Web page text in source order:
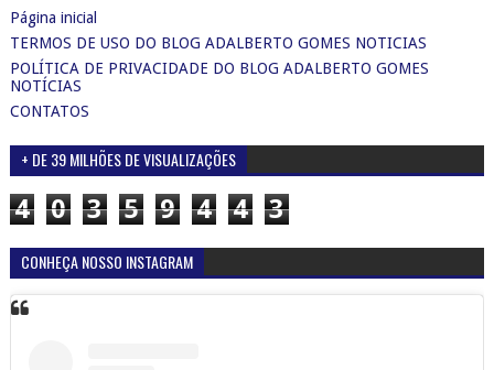
Página inicial
TERMOS DE USO DO BLOG ADALBERTO GOMES NOTICIAS
POLÍTICA DE PRIVACIDADE DO BLOG ADALBERTO GOMES
NOTÍCIAS
CONTATOS
+ DE 39 MILHÕES DE VISUALIZAÇÕES
4 0 3 5 9 4 4 3
CONHEÇA NOSSO INSTAGRAM